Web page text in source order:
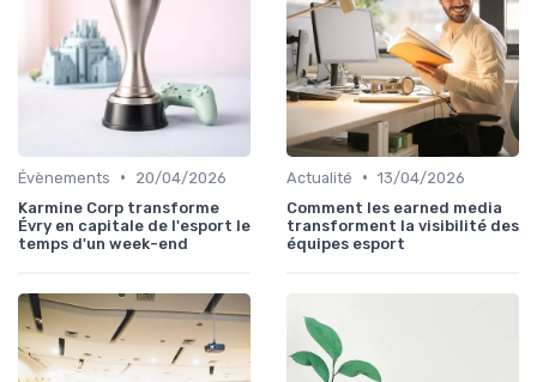
Évènements •
20/04/2026
Karmine Corp transforme
Évry en capitale de l'esport le
temps d'un week-end
Actualité • 13/04/2026
Comment les earned media
transforment la visibilité des
équipes esport